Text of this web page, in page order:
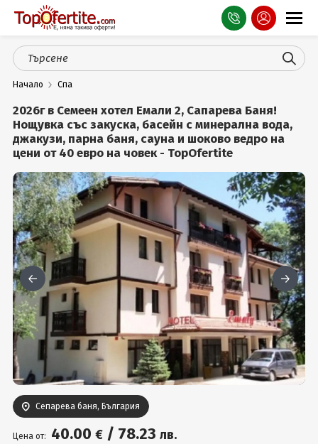
Оферти
СПА
Планина
Море
Чужбина
Празници
Турция
Гърция
Услуги
Начало Спа
2026г в Семеен хотел Емали 2, Сапарева Баня!
Нощувка със закуска, басейн с минерална вода,
джакузи, парна баня, сауна и шоково ведро на
цени от 40 евро на човек - TopOfertite
Сепарева баня, България
Цена от: 40.00 € / 78.23 лв.